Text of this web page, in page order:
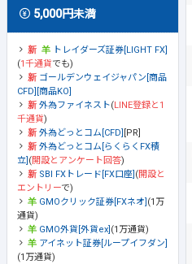
5,000円未満
トレイダーズ証券[LIGHT FX]
(1千通貨でも)
ゴールデンウェイジャパン[商品
CFD][商品KO]
外為ファイネスト(LINE登録と1
千通貨)
外為どっとコム[CFD] [PR]
外為どっとコム[らくらくFX積
立] (開設とアンケート回答)
SBI FXトレード[FX口座] (開設と
エントリーで)
GMOクリック証券[FXネオ] (1万
通貨)
GMO外貨[外貨ex] (1万通貨)
アイネット証券[ループイフダン]
(1万通貨)